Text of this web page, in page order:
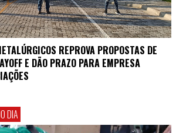
REPROVA PROPOSTAS DE
E DÃO PRAZO PARA EMPRESA
DIA